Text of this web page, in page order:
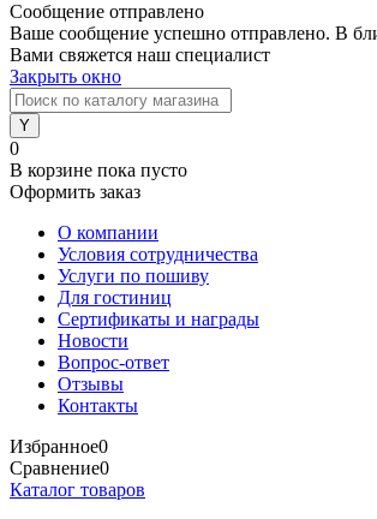
Сообщение отправлено
Ваше сообщение успешно отправлено. В
Вами свяжется наш специалист
Закрыть окно
0
В корзине пока пусто
Оформить заказ
О компании
Условия сотрудничества
Услуги по пошиву
Для гостиниц
Сертификаты и награды
Новости
Вопрос-ответ
Отзывы
Контакты
Избранное0
Сравнение0
Каталог товаров